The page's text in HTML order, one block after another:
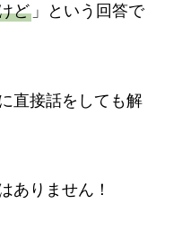
ど」という回答で
直接話をしても解
ありません！